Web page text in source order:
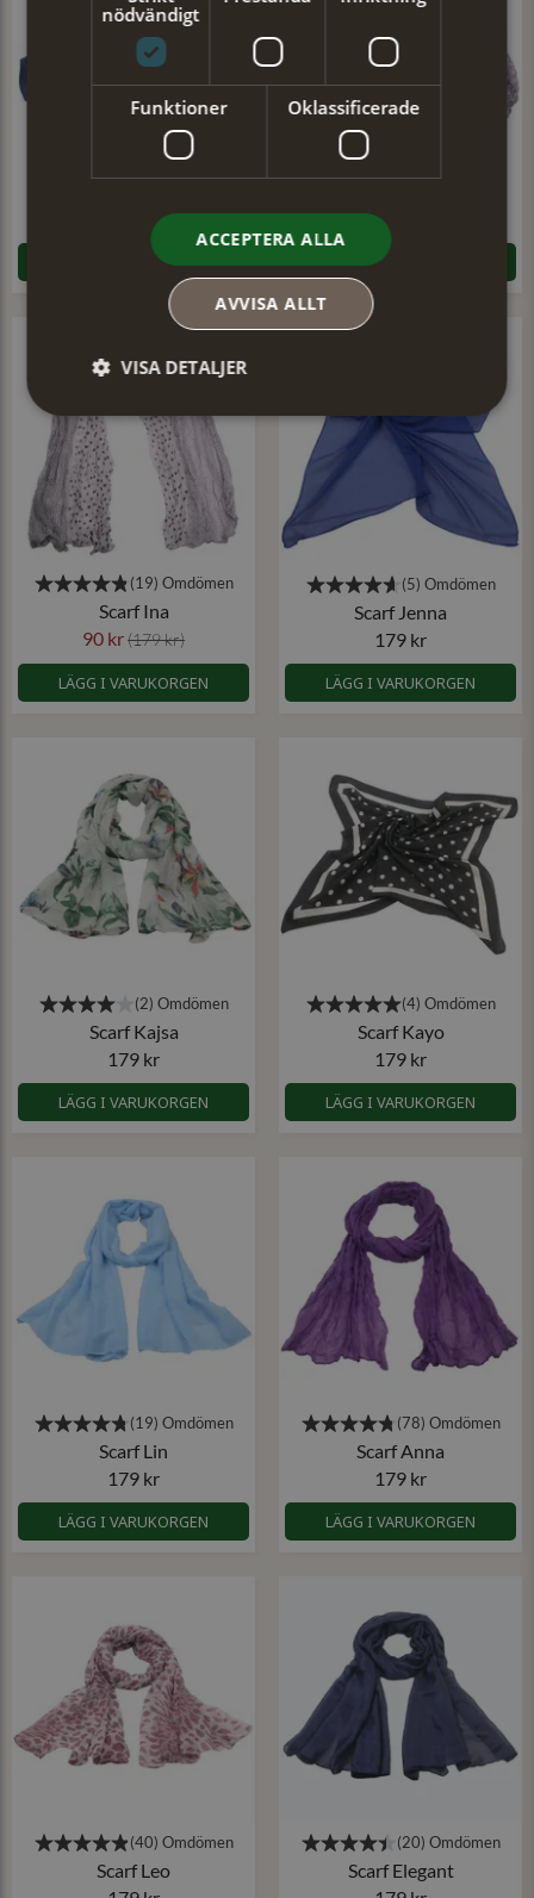
179 kr
LÄGG I VARUKORGEN
90 kr
LÄGG I VARUKORGEN
Scarf Ina
90 kr(179 kr)
LÄGG I VARUKORGEN
Scarf Jenna
179 kr
LÄGG I VARUKORGEN
Scarf Kajsa
179 kr
LÄGG I VARUKORGEN
Scarf Kayo
179 kr
LÄGG I VARUKORGEN
Scarf Lin
179 kr
LÄGG I VARUKORGEN
Scarf Anna
179 kr
LÄGG I VARUKORGEN
Scarf Leo
Scarf Elegant
nödvändigt
Funktioner Oklassificerade
ACCEPTERA ALLA
AVVISA ALLT
VISA DETALJER